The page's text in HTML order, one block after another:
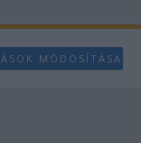
MÓDOSÍTÁSA